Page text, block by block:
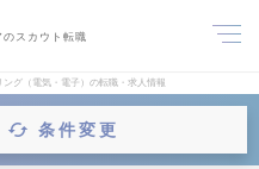
のスカウト転職
グ（電気・電子）の転職・求人情報
条件変更